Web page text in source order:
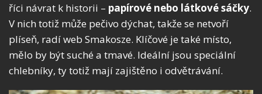
říci návrat k historii – papírové nebo látkové sáčky.
V nich totiž může pečivo dýchat, takže se netvoří
plíseň, radí web Smakosze. Klíčové je také místo,
mělo by být suché a tmavé. Ideální jsou speciální
chlebníky, ty totiž mají zajištěno i odvětrávání.